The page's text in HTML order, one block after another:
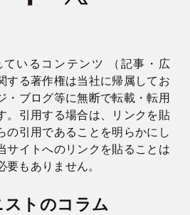
いるコンテンツ （記事・広
する著作権は当社に帰属してお
・ブログ等に無断で転載・転用
。引用する場合は、リンクを貼
の引用であることを明らかにし
サイトへのリンクを貼ることは
要もありません。
トのコラム